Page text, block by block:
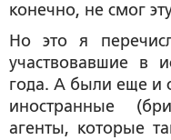
конечно, не смог
Но это я
участвовавшие в
года. А были еще и
иностранные
агенты, которые